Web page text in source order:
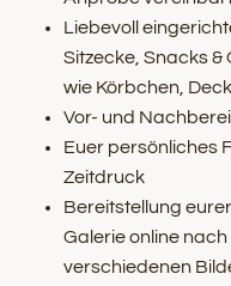
Liebevoll
Sitzecke, Snacks
wie Körbchen,
Vor- und
Euer persönliches
Zeitdruck
Bereitstellung
Galerie online
verschiedenen